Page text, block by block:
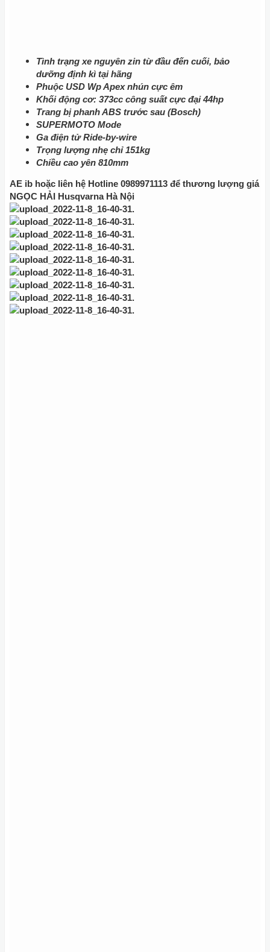
Tình trạng xe nguyên zin từ đầu đến cuối, bảo
dưỡng định kì tại hãng
Phuộc USD Wp Apex nhún cực êm
Khối động cơ: 373cc công suất cực đại 44hp
Trang bị phanh ABS trước sau (Bosch)
SUPERMOTO Mode
Ga điện tử Ride-by-wire
Trọng lượng nhẹ chỉ 151kg
Chiều cao yên 810mm
AE ib hoặc liên hệ Hotline 0989971113 để thương lượng giá
NGỌC HẢI Husqvarna Hà Nội